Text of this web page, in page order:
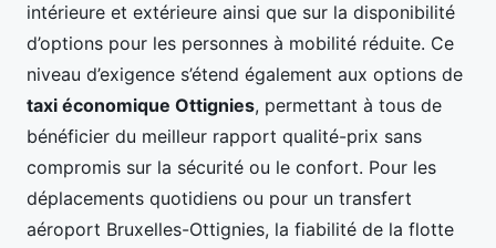
intérieure et extérieure ainsi que sur la disponibilité
d’options pour les personnes à mobilité réduite. Ce
niveau d’exigence s’étend également aux options de
taxi économique Ottignies, permettant à tous de
bénéficier du meilleur rapport qualité-prix sans
compromis sur la sécurité ou le confort. Pour les
déplacements quotidiens ou pour un transfert
aéroport Bruxelles-Ottignies, la fiabilité de la flotte